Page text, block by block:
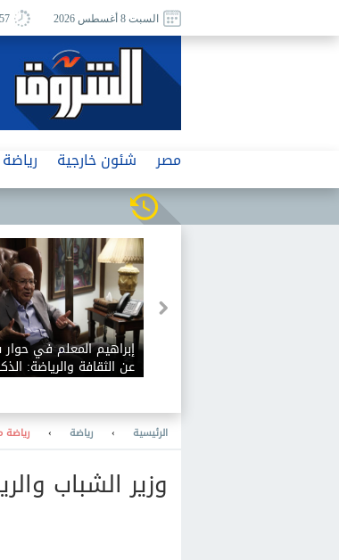
السبت 8 أغسطس 2026 4:57 ص
مصر شئون خارجية رياضة
إبراهيم المعلم في
عن الثقافة والرياضة:
الاصطناعي يفيد الثقافة
والتعليم
الرئيسية › رياضة › رياضة
وزير الشباب